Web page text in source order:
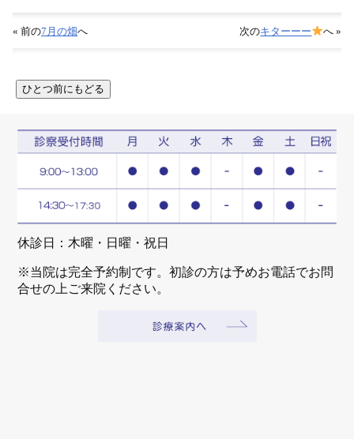
« 前の7月の畑へ 次のキターーー へ »
休診日：木曜・日曜・祝日
※当院は完全予約制です。初診の方は予めお電話でお問
合せの上ご来院ください。